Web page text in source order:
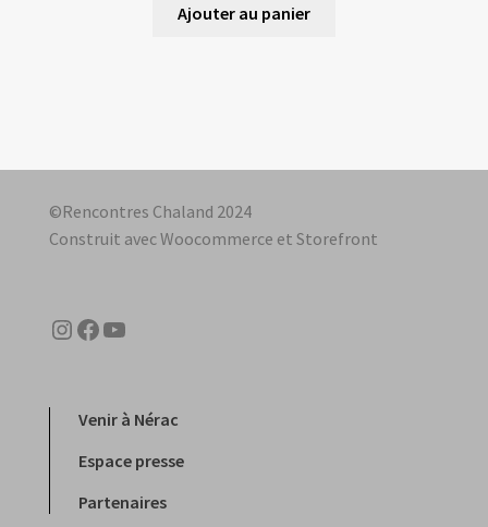
Ajouter au panier
©Rencontres Chaland 2024
Construit avec Woocommerce et Storefront
Instagram
Facebook
YouTube
Venir à Nérac
Espace presse
Partenaires